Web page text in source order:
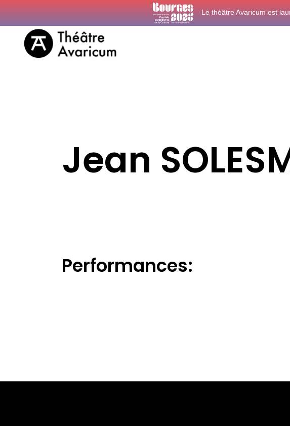
Le théâtre Avaricum est
Jean
Performances: